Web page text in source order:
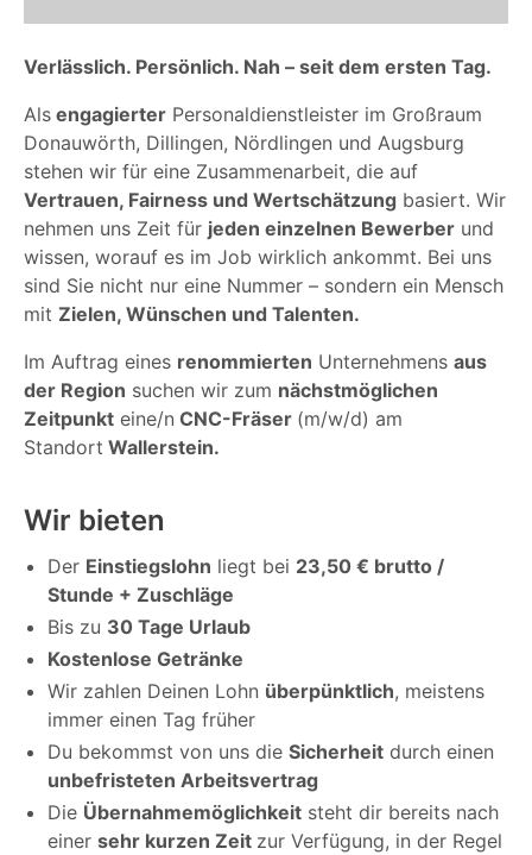
Verlässlich. Persönlich. Nah – seit dem ersten Tag.
Als engagierter Personaldienstleister im Großraum
Donauwörth, Dillingen, Nördlingen und Augsburg
stehen wir für eine Zusammenarbeit, die auf
Vertrauen, Fairness und Wertschätzung basiert. Wir
nehmen uns Zeit für jeden einzelnen Bewerber und
wissen, worauf es im Job wirklich ankommt. Bei uns
sind Sie nicht nur eine Nummer – sondern ein Mensch
mit Zielen, Wünschen und Talenten.
Im Auftrag eines renommierten Unternehmens aus
der Region suchen wir zum nächstmöglichen
Zeitpunkt eine/n CNC-Fräser (m/w/d) am
Standort Wallerstein.
Wir bieten
Der Einstiegslohn liegt bei 23,50 € brutto /
Stunde + Zuschläge
Bis zu 30 Tage Urlaub
Kostenlose Getränke
Wir zahlen Deinen Lohn überpünktlich, meistens
immer einen Tag früher
Du bekommst von uns die Sicherheit durch einen
unbefristeten Arbeitsvertrag
Die Übernahmemöglichkeit steht dir bereits nach
einer sehr kurzen Zeit zur Verfügung, in der Regel